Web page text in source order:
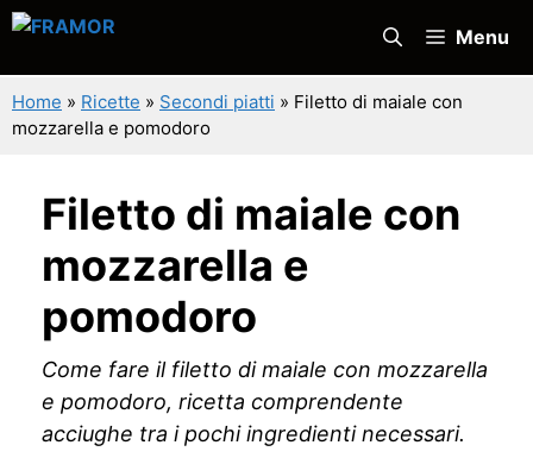
Vai
contenuto
Menu
Home » Ricette » Secondi piatti » Filetto di maiale con
mozzarella e pomodoro
Filetto di maiale con
mozzarella e
pomodoro
Come fare il filetto di maiale con mozzarella
e pomodoro, ricetta comprendente
acciughe tra i pochi ingredienti necessari.